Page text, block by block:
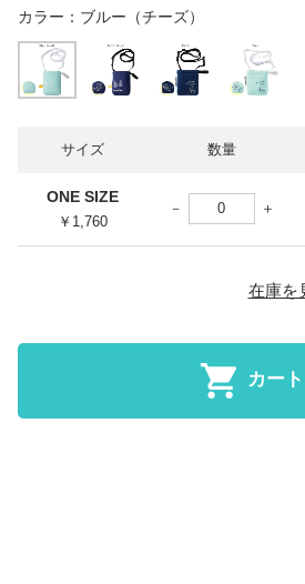
カラー： ブルー（チーズ）
サイズ 数量
ONE SIZE
￥1,760
在庫を
カー